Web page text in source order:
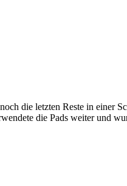
die letzten Reste in einer
die Pads weiter und